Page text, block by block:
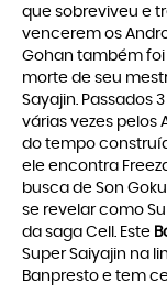
que sobreviveu e
vencerem os
Gohan também foi
morte de seu
Sayajin. Passados
várias vezes pelos
do tempo
ele encontra
busca de Son
se revelar como
da saga Cell. Este
Super Saiyajin na
Banpresto e tem